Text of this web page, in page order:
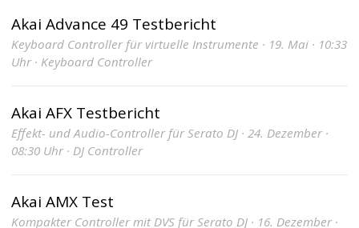
Akai Advance 49 Testbericht
Keyboard Controller für virtuelle Instrumente · 19. Mai · 10:33
Uhr · Keyboard Controller
Akai AFX Testbericht
Effekt- und Audio-Controller für Serato DJ · 24. Dezember ·
08:30 Uhr · DJ Controller
Akai AMX Test
Kompakter Controller mit DVS für Serato DJ · 16. Dezember ·